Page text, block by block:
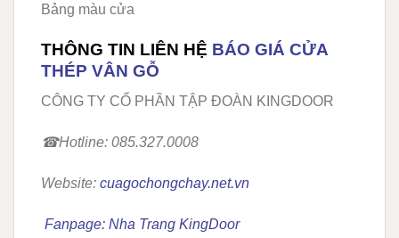
Bảng màu cửa
THÔNG TIN LIÊN HỆ BÁO GIÁ CỬA
THÉP VÂN GỖ
CÔNG TY CỔ PHẦN TẬP ĐOÀN KINGDOOR
☎Hotline: 085.327.0008
Website: cuagochongchay.net.vn
Fanpage: Nha Trang KingDoor